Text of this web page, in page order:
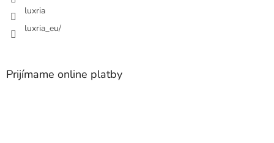
luxria
luxria_eu/
Prijímame online platby